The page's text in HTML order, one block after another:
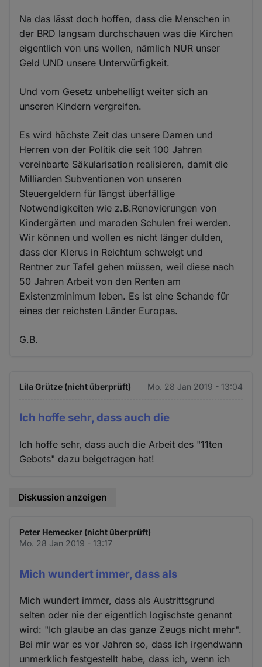
Na das lässt doch hoffen, dass die Menschen in
der BRD langsam durchschauen was die Kirchen
eigentlich von uns wollen, nämlich NUR unser
Geld UND unsere Unterwürfigkeit.
Und vom Gesetz unbehelligt weiter sich an
unseren Kindern vergreifen.
Es wird höchste Zeit das unsere Damen und
Herren von der Politik die seit 100 Jahren
vereinbarte Säkularisation realisieren, damit die
Milliarden Subventionen von unseren
Steuergeldern für längst überfällige
Notwendigkeiten wie z.B.Renovierungen von
Kindergärten und maroden Schulen frei werden.
Wir können und wollen es nicht länger dulden,
dass der Klerus in Reichtum schwelgt und
Rentner zur Tafel gehen müssen, weil diese nach
50 Jahren Arbeit von den Renten am
Existenzminimum leben. Es ist eine Schande für
eines der reichsten Länder Europas.
G.B.
Lila Grütze (nicht überprüft) Mo. 28 Jan 2019 - 13:04
Ich hoffe sehr, dass auch die
Ich hoffe sehr, dass auch die Arbeit des "11ten
Gebots" dazu beigetragen hat!
Diskussion anzeigen
Peter Hemecker (nicht überprüft)
Mo. 28 Jan 2019 - 13:17
Mich wundert immer, dass als
Mich wundert immer, dass als Austrittsgrund
selten oder nie der eigentlich logischste genannt
wird: "Ich glaube an das ganze Zeugs nicht mehr".
Bei mir war es vor Jahren so, dass ich irgendwann
unmerklich festgestellt habe, dass ich, wenn ich